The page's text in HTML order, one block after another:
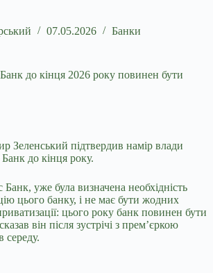
07.05.2026 Банки
Зеленський підтвердив намір влади
до кінця року.
уже була визначена необхідність
цього банку, і не має бути жодних
цього року банк повинен бути
він після зустрічі з прем’єркою